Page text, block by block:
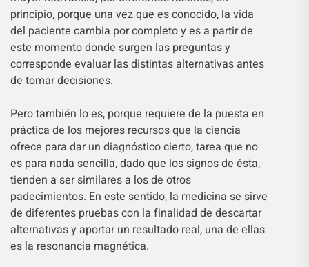
principio, porque una vez que es conocido, la vida
del paciente cambia por completo y es a partir de
este momento donde surgen las preguntas y
corresponde evaluar las distintas alternativas antes
de tomar decisiones.
Pero también lo es, porque requiere de la puesta en
práctica de los mejores recursos que la ciencia
ofrece para dar un diagnóstico cierto, tarea que no
es para nada sencilla, dado que los signos de ésta,
tienden a ser similares a los de otros
padecimientos. En este sentido, la medicina se sirve
de diferentes pruebas con la finalidad de descartar
alternativas y aportar un resultado real, una de ellas
es la resonancia magnética.